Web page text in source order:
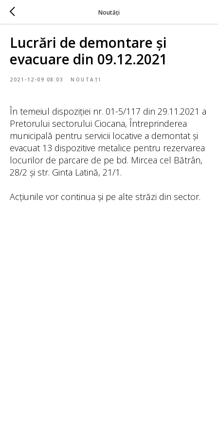
Noutăți
Lucrări de demontare și
evacuare din 09.12.2021
2021-12-09 08:03 NOUTAȚI
În temeiul dispoziției nr. 01-5/117 din 29.11.2021 a
Pretorului sectorului Ciocana, Întreprinderea
municipală pentru servicii locative a demontat și
evacuat 13 dispozitive metalice pentru rezervarea
locurilor de parcare de pe bd. Mircea cel Bătrân,
28/2 și str. Ginta Latină, 21/1.
Acțiunile vor continua și pe alte străzi din sector.